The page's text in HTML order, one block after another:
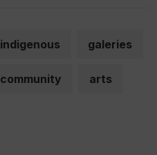
indigenous galeries
community arts